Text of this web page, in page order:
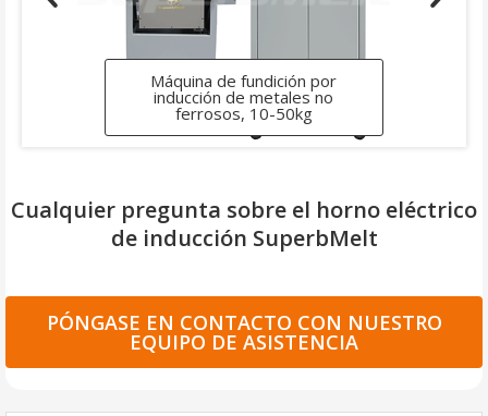
Horno de fundición por
inducción pequeño, 1-2kg
Cualquier pregunta sobre el horno eléctrico
de inducción SuperbMelt
PÓNGASE EN CONTACTO CON NUESTRO
EQUIPO DE ASISTENCIA